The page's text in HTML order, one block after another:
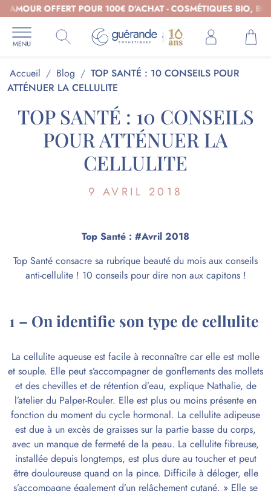
OFFERT POUR 100€ D'ACHAT - COSMÉTIQUES BIO, BOL
Accueil / Blog / TOP SANTÉ : 10 CONSEILS POUR
ATTÉNUER LA CELLULITE
TOP SANTÉ : 10 CONSEILS
POUR ATTÉNUER LA
CELLULITE
9 AVRIL 2018
Top Santé : #Avril 2018
Top Santé consacre sa rubrique beauté du mois aux conseils
anti-cellulite ! 10 conseils pour dire non aux capitons !
1 – On identifie son type de cellulite
La cellulite aqueuse est facile à reconnaître car elle est molle
et souple. Elle peut s’accompagner de gonflements des mollets
et des chevilles et de rétention d’eau, explique Nathalie, de
l’atelier du Palper-Rouler. Elle est plus ou moins présente en
fonction du moment du cycle hormonal. La cellulite adipeuse
est due à un excès de graisses sur la partie basse du corps,
avec un manque de fermeté de la peau. La cellulite fibreuse,
installée depuis longtemps, est plus dure au toucher et peut
être douloureuse quand on la pince. Difficile à déloger, elle
s’accompagne également d’un relâchement cutané. » Elle se